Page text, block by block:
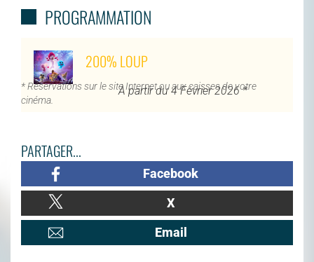
PROGRAMMATION
200% LOUP
À partir du 4 Février 2026 *
* Réservations sur le site Internet ou aux caisses de votre
cinéma.
PARTAGER...
Facebook
X
Email